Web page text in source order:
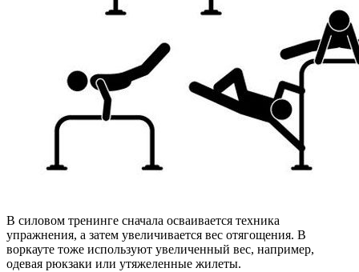
В силовом тренинге сначала осваивается техника
упражнения, а затем увеличивается вес отягощения. В
воркауте тоже используют увеличенный вес, например,
одевая рюкзаки или утяжеленные жилеты.